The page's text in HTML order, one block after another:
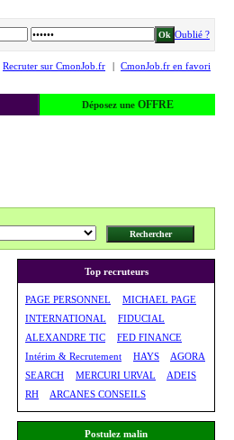
Oublié ?
Recruter sur CmonJob.fr | CmonJob.fr en favori
Déposez une OFFRE
Top recruteurs
PAGE PERSONNEL
MICHAEL PAGE
INTERNATIONAL
FIDUCIAL
ALEXANDRE TIC
FED FINANCE
Intérim & Recrutement
HAYS
AGORA
SEARCH
MERCURI URVAL
ADEIS
RH
ARCANES CONSEILS
Postulez malin